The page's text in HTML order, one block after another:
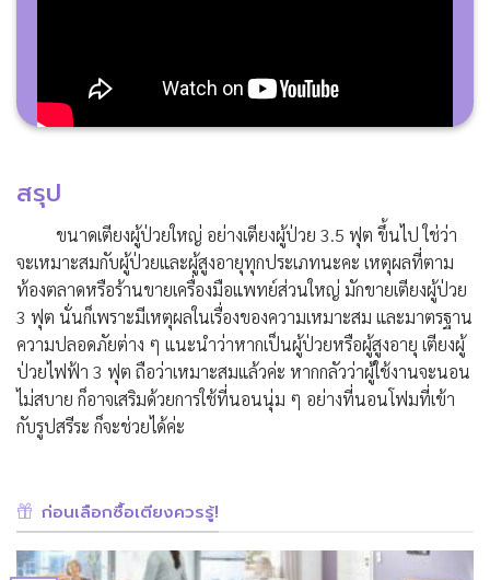
สรุป
ขนาดเตียงผู้ป่วยใหญ่ อย่างเตียงผู้ป่วย 3.5 ฟุต ขึ้นไป ใช่ว่า
จะเหมาะสมกับผู้ป่วยและผู้สูงอายุทุกประเภทนะคะ เหตุผลที่ตาม
ท้องตลาดหรือร้านขายเครื่องมือแพทย์ส่วนใหญ่ มักขายเตียงผู้ป่วย
3 ฟุต นั่นก็เพราะมีเหตุผลในเรื่องของความเหมาะสม และมาตรฐาน
ความปลอดภัยต่าง ๆ แนะนำว่าหากเป็นผู้ป่วยหรือผู้สูงอายุ เตียงผู้
ป่วยไฟฟ้า 3 ฟุต ถือว่าเหมาะสมแล้วค่ะ หากกลัวว่าผู้ใช้งานจะนอน
ไม่สบาย ก็อาจเสริมด้วยการใช้ที่นอนนุ่ม ๆ อย่างที่นอนโฟมที่เข้า
กับรูปสรีระ ก็จะช่วยได้ค่ะ
ก่อนเลือกซื้อเตียงควรรู้!